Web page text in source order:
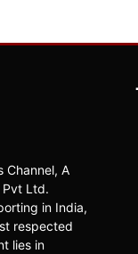
Channel, A
Pvt Ltd.
in India,
respected
lies in